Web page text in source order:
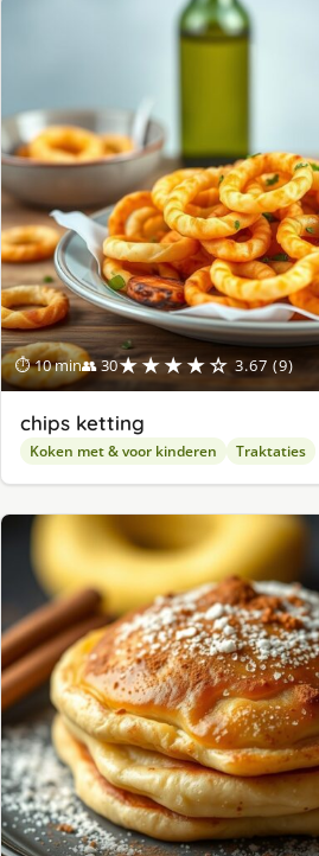
⏱ 10 min👥 30★★★★☆ 3.67 (9)
chips ketting
Koken met & voor kinderen Traktaties